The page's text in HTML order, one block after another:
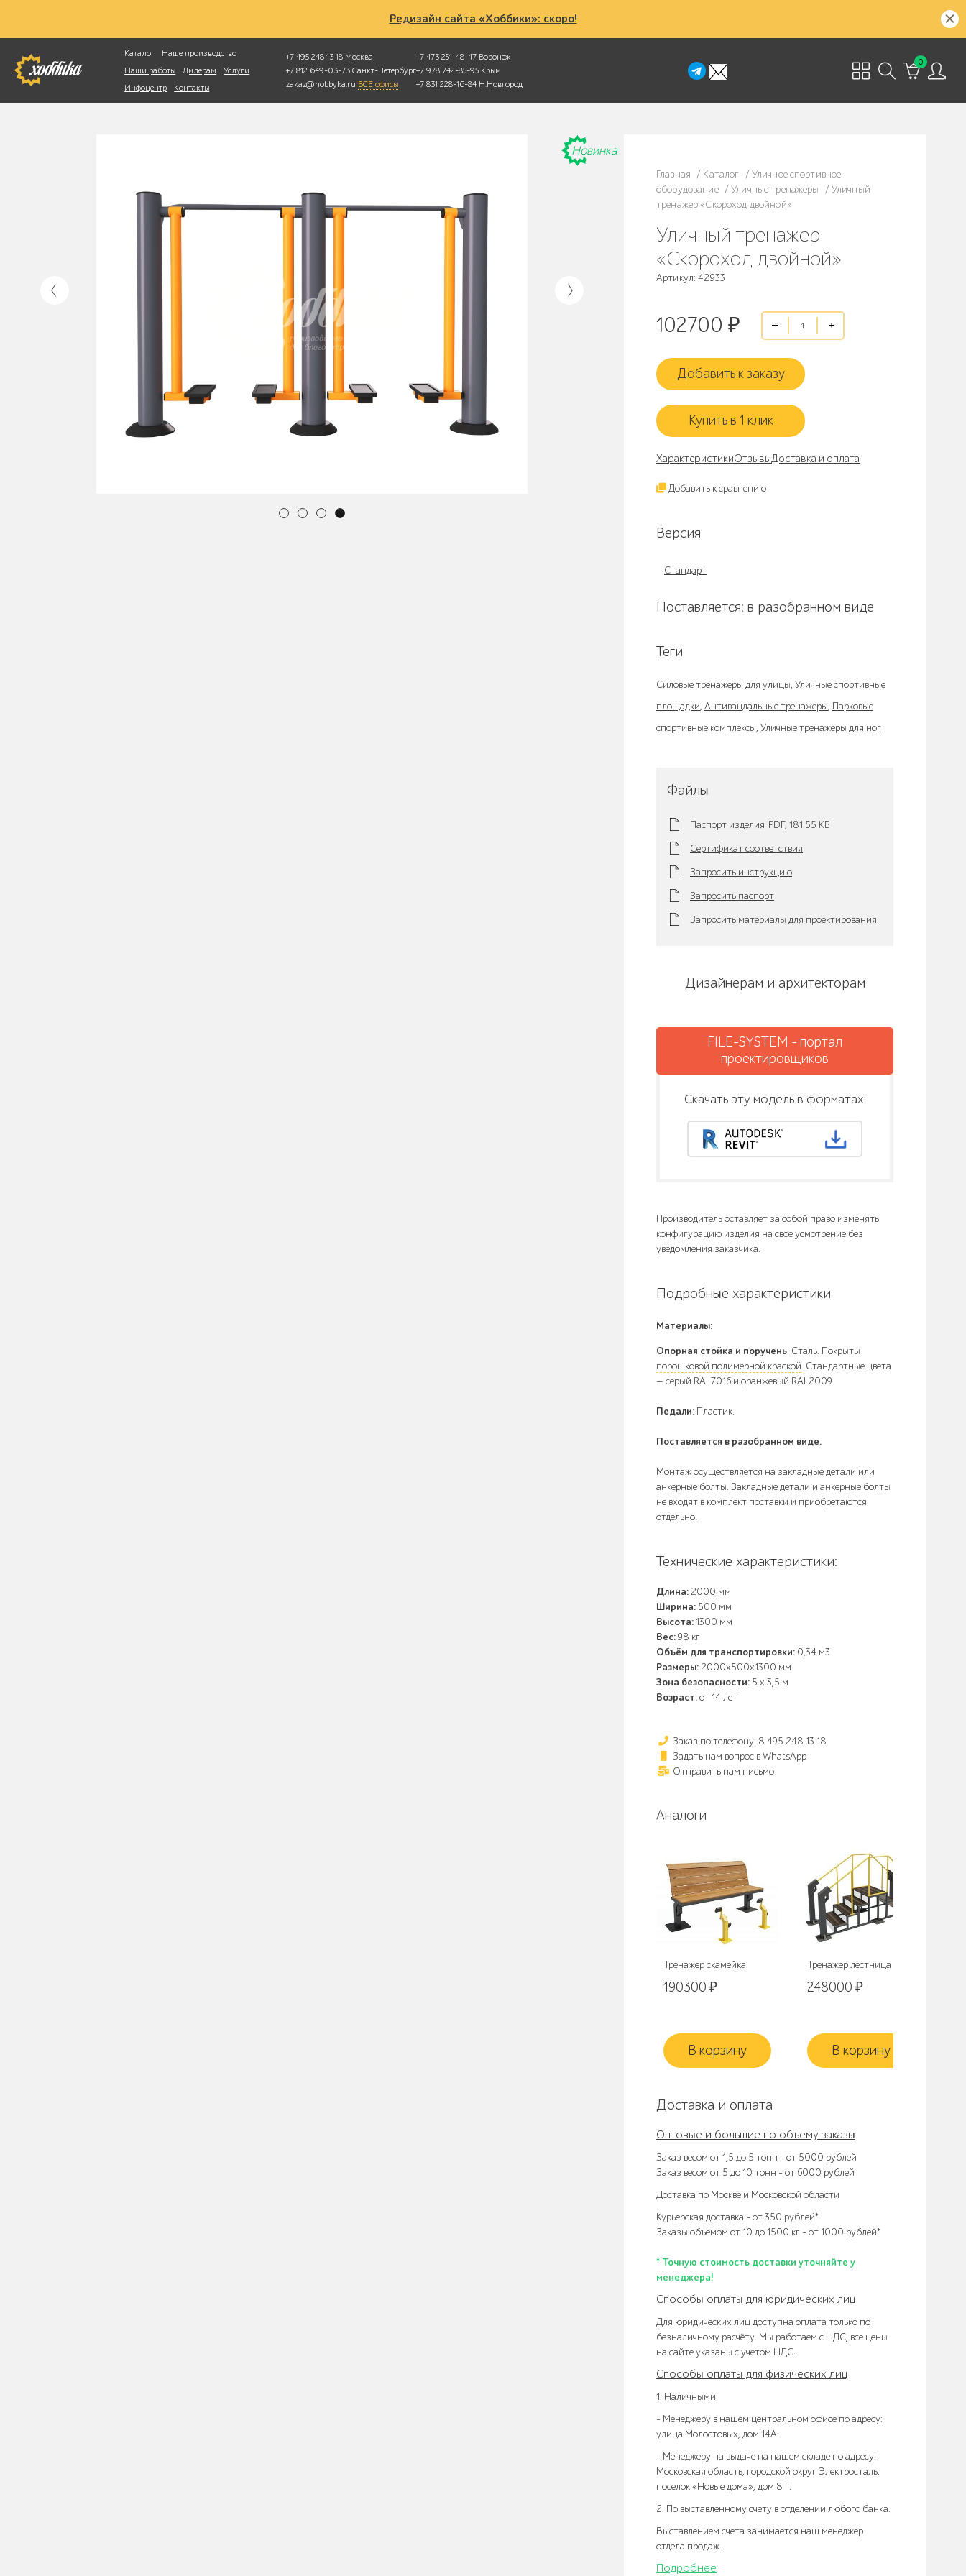
Редизайн сайта «Хоббики»: скоро!
Каталог
Наше производство
Наши работы
Дилерам
Услуги
Инфоцентр
Контакты
+7 495 248 13 18 Москва
+7 812 649-03-73 Санкт-Петербург
zakaz@hobbyka.ru ВСЕ офисы
+7 473 251-48-47 Воронеж
+7 978 742-85-95 Крым
+7 831 228-16-84 Н.Новгород
0
Фотопоиск
Новинка
Главная / Каталог /Уличное спортивное
оборудование /Уличные тренажеры /Уличный
тренажер «Скороход двойной»
Уличный тренажер
«Скороход двойной»
Артикул: 42933
102700 ₽
Добавить к заказу
Купить в 1 клик
ХарактеристикиОтзывыДоставка и оплата
Добавить к сравнению
Версия
Стандарт
Поставляется: в разобранном виде
Теги
Силовые тренажеры для улицы, Уличные спортивные
площадки, Антивандальные тренажеры, Парковые
спортивные комплексы, Уличные тренажеры для ног
Файлы
Паспорт изделия PDF, 181.55 KБ
Сертификат соответствия
Запросить инструкцию
Запросить паспорт
Запросить материалы для проектирования
Дизайнерам и архитекторам
FILE-SYSTEM - портал
проектировщиков
Скачать эту модель в форматах:
Производитель оставляет за собой право изменять
конфигурацию изделия на своё усмотрение без
уведомления заказчика.
Подробные характеристики
Материалы:
Опорная стойка и поручень: Сталь. Покрыты
порошковой полимерной краской. Стандартные цвета
— серый RAL7016 и оранжевый RAL2009.
Педали: Пластик.
Поставляется в разобранном виде.
Монтаж осуществляется на закладные детали или
анкерные болты. Закладные детали и анкерные болты
не входят в комплект поставки и приобретаются
отдельно.
Технические характеристики:
Длина: 2000 мм
Ширина: 500 мм
Высота:1300 мм
Вес:98 кг
Объём для транспортировки: 0,34 м3
Размеры: 2000х500х1300 мм
Зона безопасности: 5 x 3,5 м
Возраст:от 14 лет
Заказ по телефону: 8 495 248 13 18
Задать нам вопрос в WhatsApp
Отправить нам письмо
Аналоги
Тренажер скамейка
190300 ₽
В корзину
Тренажер лестница
248000 ₽
В корзину
Доставка и оплата
Оптовые и большие по объему заказы
Заказ весом от 1,5 до 5 тонн – от 5000 рублей
Заказ весом от 5 до 10 тонн – от 6000 рублей
Доставка по Москве и Московской области
Курьерская доставка – от 350 рублей*
Заказы объемом от 10 до 1500 кг – от 1000 рублей*
* Точную стоимость доставки уточняйте у
менеджера!
Способы оплаты для юридических лиц
Для юридических лиц доступна оплата только по
безналичному расчёту. Мы работаем с НДС, все цены
на сайте указаны с учетом НДС.
Способы оплаты для физических лиц
1. Наличными:
- Менеджеру в нашем центральном офисе по адресу:
улица Молостовых, дом 14А.
- Менеджеру на выдаче на нашем складе по адресу:
Московская область, городской округ Электросталь,
поселок «Новые дома», дом 8 Г.
2. По выставленному счету в отделении любого банка.
Выставлением счета занимается наш менеджер
отдела продаж.
Подробнее